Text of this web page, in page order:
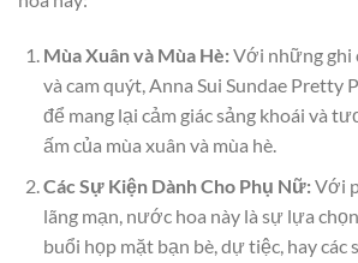
Mùa Xuân và Mùa Hè:Với những ghi
và cam quýt, Anna Sui Sundae
để mang lại cảm giác sảng khoái và
ấm của mùa xuân và mùa hè.
Các Sự Kiện Dành Cho Phụ Nữ:Với
lãng mạn, nước hoa này là sự lựa
buổi họp mặt bạn bè, dự tiệc, hay